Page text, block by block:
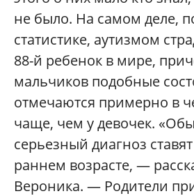
не было. На самом деле,
статистике, аутизмом
88-й ребенок в мире,
мальчиков подобные
отмечаются примерно в
чаще, чем у девочек.
серьезный диагноз
раннем возрасте, —
Вероника. — Родители